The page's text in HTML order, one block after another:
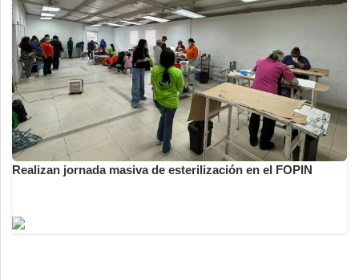
Realizan jornada masiva de esterilización en el FOPIN